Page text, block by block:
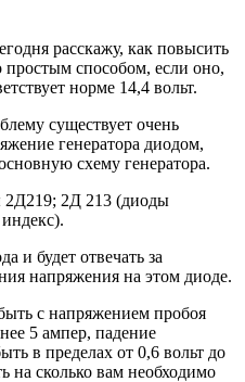
расскажу, как повысить
простым способом, если оно,
норме 14,4 вольт.
существует очень
генератора диодом,
схему генератора.
2Д219; 2Д 213 (диоды
и будет отвечать за
напряжения на этом диоде.
с напряжением пробоя
5 ампер, падение
в пределах от 0,6 вольт до
на сколько вам необходимо